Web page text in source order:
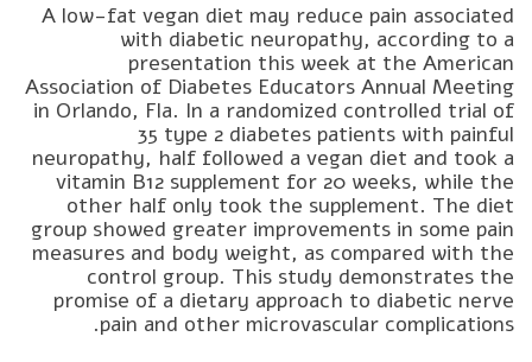
A low-fat vegan diet may reduce pain associated
with diabetic neuropathy, according to a
presentation this week at the American
Association of Diabetes Educators Annual Meeting
in Orlando, Fla. In a randomized controlled trial of
35 type 2 diabetes patients with painful
neuropathy, half followed a vegan diet and took a
vitamin B12 supplement for 20 weeks, while the
other half only took the supplement. The diet
group showed greater improvements in some pain
measures and body weight, as compared with the
control group. This study demonstrates the
promise of a dietary approach to diabetic nerve
pain and other microvascular complications.